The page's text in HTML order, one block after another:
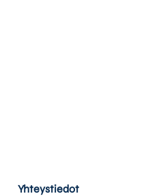
Yhteystiedot